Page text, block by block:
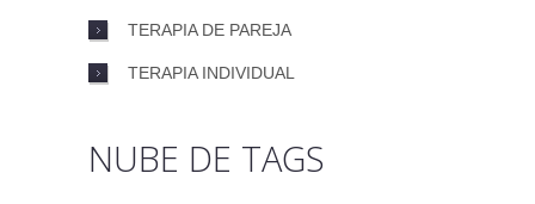
TERAPIA DE PAREJA
TERAPIA INDIVIDUAL
NUBE DE TAGS